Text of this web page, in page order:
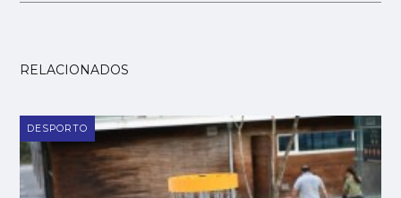
RELACIONADOS
DESPORTO